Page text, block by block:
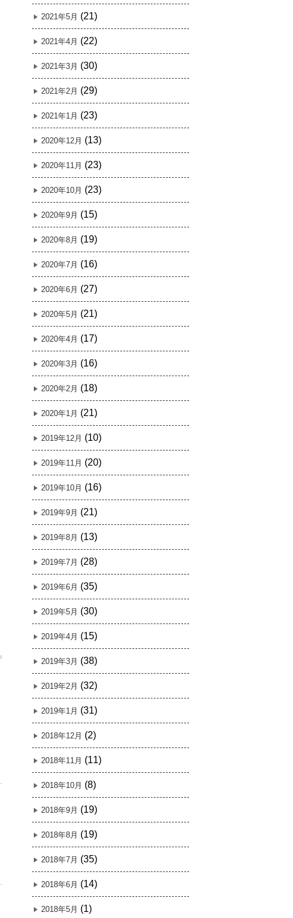
2021年5月 (21)
2021年4月 (22)
2021年3月 (30)
2021年2月 (29)
2021年1月 (23)
2020年12月 (13)
2020年11月 (23)
2020年10月 (23)
2020年9月 (15)
2020年8月 (19)
2020年7月 (16)
2020年6月 (27)
2020年5月 (21)
2020年4月 (17)
2020年3月 (16)
2020年2月 (18)
2020年1月 (21)
2019年12月 (10)
2019年11月 (20)
2019年10月 (16)
2019年9月 (21)
2019年8月 (13)
2019年7月 (28)
2019年6月 (35)
2019年5月 (30)
2019年4月 (15)
2019年3月 (38)
2019年2月 (32)
2019年1月 (31)
2018年12月 (2)
2018年11月 (11)
2018年10月 (8)
2018年9月 (19)
2018年8月 (19)
2018年7月 (35)
2018年6月 (14)
2018年5月 (1)